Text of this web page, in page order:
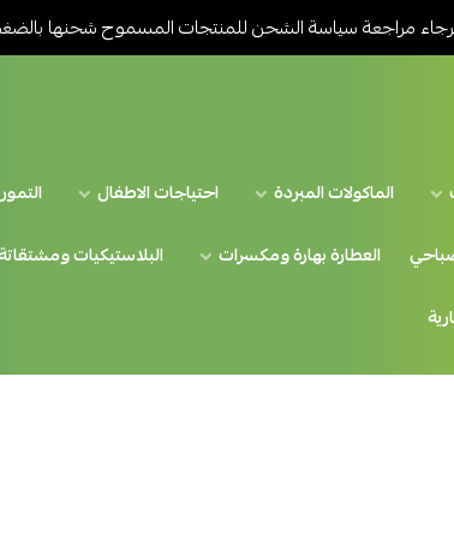
مراجعة سياسة الشحن للمنتجات المسموح شحنها بالضغط
الماكولات المبردة احتياجات الاطفال
العطارة بهارة ومكسرات البلاستيكيات